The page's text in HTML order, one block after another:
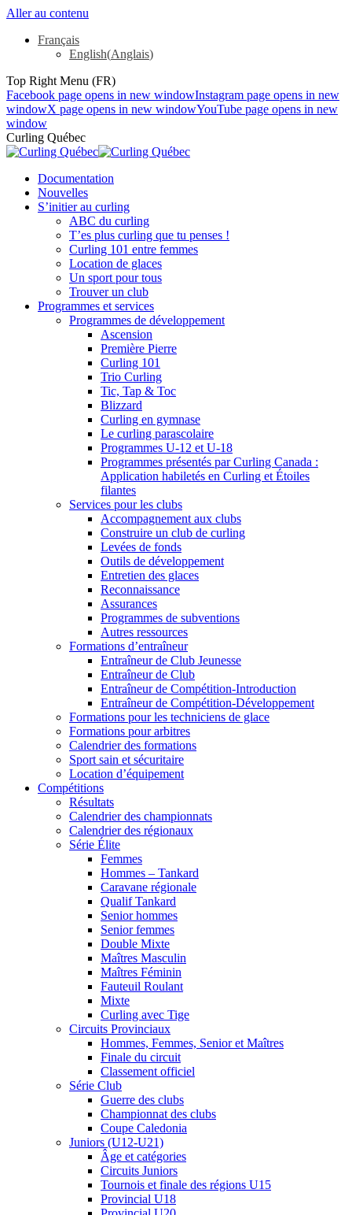
Aller au contenu
Français
English(Anglais)
Top Right Menu (FR)
Facebook page opens in new windowInstagram page opens in new
windowX page opens in new windowYouTube page opens in new
window
Curling Québec
Documentation
Nouvelles
S’initier au curling
ABC du curling
T’es plus curling que tu penses !
Curling 101 entre femmes
Location de glaces
Un sport pour tous
Trouver un club
Programmes et services
Programmes de développement
Ascension
Première Pierre
Curling 101
Trio Curling
Tic, Tap & Toc
Blizzard
Curling en gymnase
Le curling parascolaire
Programmes U-12 et U-18
Programmes présentés par Curling Canada :
Application habiletés en Curling et Étoiles
filantes
Services pour les clubs
Accompagnement aux clubs
Construire un club de curling
Levées de fonds
Outils de développement
Entretien des glaces
Reconnaissance
Assurances
Programmes de subventions
Autres ressources
Formations d’entraîneur
Entraîneur de Club Jeunesse
Entraîneur de Club
Entraîneur de Compétition-Introduction
Entraîneur de Compétition-Développement
Formations pour les techniciens de glace
Formations pour arbitres
Calendrier des formations
Sport sain et sécuritaire
Location d’équipement
Compétitions
Résultats
Calendrier des championnats
Calendrier des régionaux
Série Élite
Femmes
Hommes – Tankard
Caravane régionale
Qualif Tankard
Senior hommes
Senior femmes
Double Mixte
Maîtres Masculin
Maîtres Féminin
Fauteuil Roulant
Mixte
Curling avec Tige
Circuits Provinciaux
Hommes, Femmes, Senior et Maîtres
Finale du circuit
Classement officiel
Série Club
Guerre des clubs
Championnat des clubs
Coupe Caledonia
Juniors (U12-U21)
Âge et catégories
Circuits Juniors
Tournois et finale des régions U15
Provincial U18